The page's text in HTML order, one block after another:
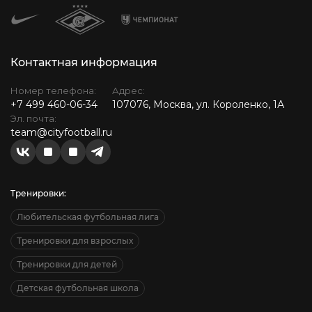
Контактная информация
Номер телефона:
+7 499 460-06-34
Эл. почта:
team@cityfootball.ru
Адрес:
107076, Москва, ул. Короленко, 1А
Тренировки:
Любительская футбольная лига
Тренировки для взрослых
Тренировки для детей
Детская футбольная школа